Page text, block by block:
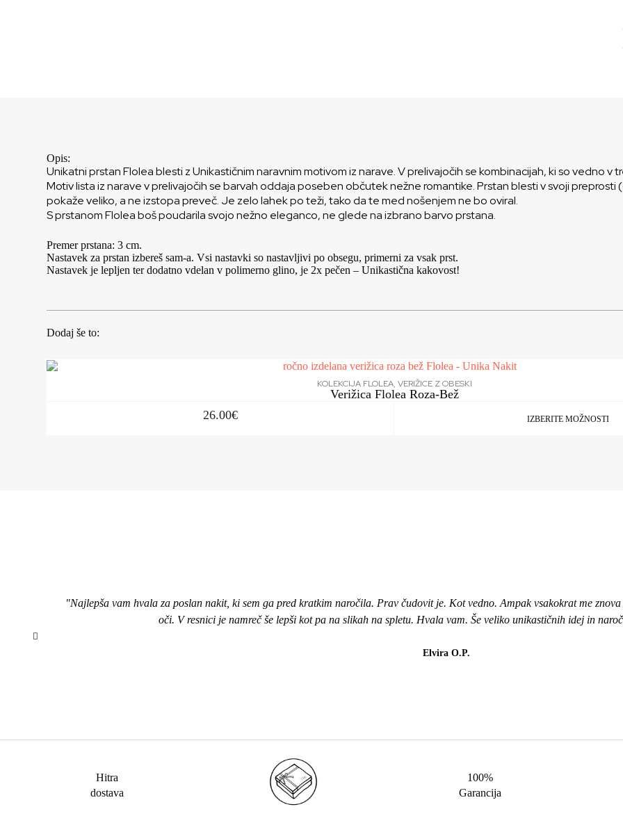
Opis:
Unikatni prstan Flolea blesti z Unikastičnim naravnim motivom iz narave. V prelivajočih se kombinacijah, ki so vedno v
Motiv lista iz narave v prelivajočih se barvah oddaja poseben občutek nežne romantike. Prstan blesti v svoji
pokaže veliko, a ne izstopa preveč. Je zelo lahek po teži, tako da te med nošenjem ne bo oviral.
S prstanom Flolea boš poudarila svojo nežno eleganco, ne glede na izbrano barvo prstana.
Premer prstana: 3 cm.
Nastavek za prstan izbereš sam-a. Vsi nastavki so nastavljivi po obsegu, primerni za vsak prst.
Nastavek je lepljen ter dodatno vdelan v polimerno glino, je 2x pečen – Unikastična kakovost!
Dodaj še to:
KOLEKCIJA FLOLEA, VERIŽICE Z OBESKI
Verižica Flolea Roza-Bež
26.00€ IZBERITE MOŽNOSTI
"Najlepša vam hvala za poslan nakit, ki sem ga pred kratkim naročila. Prav čudovit je. Kot vedno. Ampak vsakokrat me
oči. V resnici je namreč še lepši kot pa na slikah na spletu. Hvala vam. Še veliko unikastičnih idej in
Elvira O.P.
Hitra
dostava
100%
Garancija